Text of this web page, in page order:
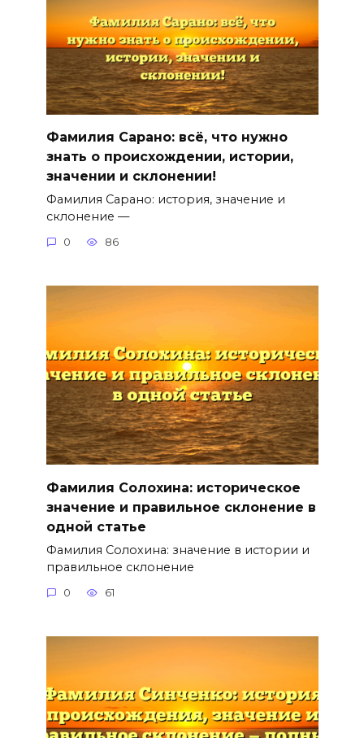
Фамилия Сарано: всё, что нужно
знать о происхождении, истории,
значении и склонении!
Фамилия Сарано: история, значение и
склонение —
0 86
Фамилия Солохина: историческое
значение и правильное склонение в
одной статье
Фамилия Солохина: значение в истории и
правильное склонение
0 61